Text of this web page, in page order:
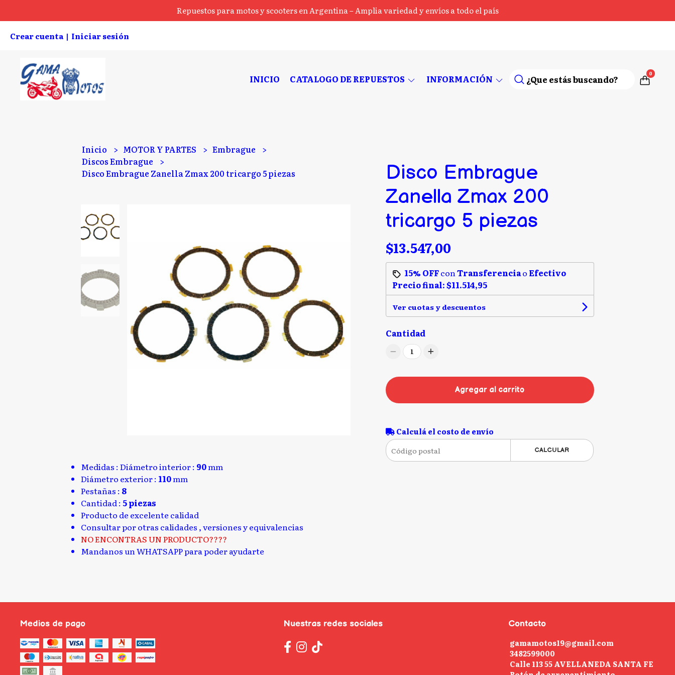
Repuestos para motos y scooters en Argentina – Amplia variedad y envíos a todo el país
Crear cuenta | Iniciar sesión
INICIO CATALOGO DE REPUESTOS INFORMACIÓN 0
Inicio MOTOR Y PARTES
Embrague
Discos Embrague
Disco Embrague Zanella Zmax 200 tricargo 5 piezas
Medidas : Diámetro interior : 90mm
Diámetro exterior : 110mm
Pestañas : 8
Cantidad :5 piezas
Producto de excelente calidad
Consultar por otras calidades , versiones y equivalencias
NO ENCONTRAS UN PRODUCTO????
Mandanos un WHATSAPP para poder ayudarte
Disco Embrague
Zanella Zmax 200
tricargo 5 piezas
$13.547,00
15% OFFconTransferenciao Efectivo
Precio final:$11.514,95
Ver cuotas y descuentos
Cantidad
1
Agregar al carrito
Calculá el costo de envío
CALCULAR
Medios de pago Nuestras redes sociales
Contacto
gamamotos19@gmail.com
3482599000
Calle 113 55 AVELLANEDA SANTA FE